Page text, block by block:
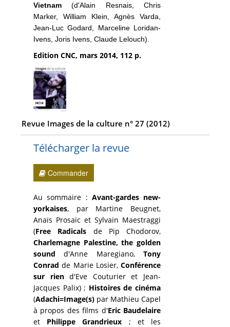
Vietnam(d'Alain Resnais, Chris
Marker, William Klein, Agnès Varda,
Jean-Luc Godard, Marceline Loridan-
Ivens, Joris Ivens, Claude Lelouch).
Edition CNC, mars 2014, 112 p.
Revue Images de la culture n° 27 (2012)
Télécharger la revue
Commander
Au sommaire : Avant-gardes new-
yorkaises, par Martine Beugnet,
Anaïs Prosaïc et Sylvain Maestraggi
(Free Radicals de Pip Chodorov,
Charlemagne Palestine, the golden
sound d'Anne Maregiano,Tony
Conrad de Marie Losier,Conférence
sur riend'Eve Couturier et Jean-
Jacques Palix) ; Histoires de cinéma
(Adachi=Image(s) par Mathieu Capel
à propos des films d'Eric Baudelaire
et Philippe Grandrieux ; et les